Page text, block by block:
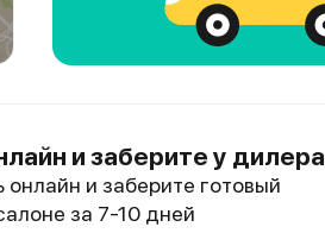
и заберите у дилера
и заберите готовый
за 7-10 дней